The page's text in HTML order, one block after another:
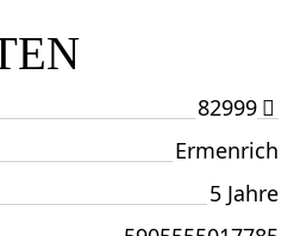
82999
Ermenrich
5 Jahre